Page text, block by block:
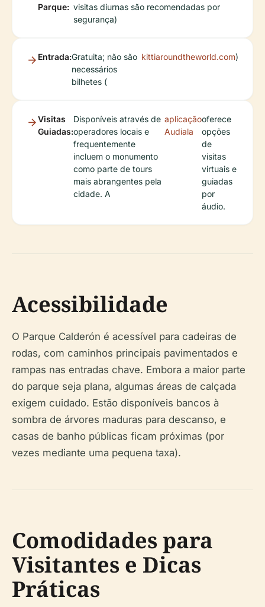
Parque: visitas diurnas são recomendadas por
segurança)
Entrada:Gratuita; não são
necessários
bilhetes (
kittiaroundtheworld.com)
Visitas
Guiadas:
Disponíveis através de
operadores locais e
frequentemente
incluem o monumento
como parte de tours
mais abrangentes pela
cidade. A
aplicação
Audiala
oferece
opções
de
visitas
virtuais e
guiadas
por
áudio.
Acessibilidade
O Parque Calderón é acessível para cadeiras de
rodas, com caminhos principais pavimentados e
rampas nas entradas chave. Embora a maior parte
do parque seja plana, algumas áreas de calçada
exigem cuidado. Estão disponíveis bancos à
sombra de árvores maduras para descanso, e
casas de banho públicas ficam próximas (por
vezes mediante uma pequena taxa).
Comodidades para
Visitantes e Dicas
Práticas